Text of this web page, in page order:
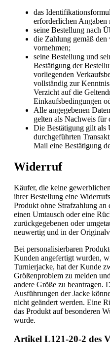
das
erforderlichen Angaben
seine Bestellung nach
die Zahlung gemäß den
vornehmen;
seine Bestellung und
Bestätigung der
vorliegenden
vollständig zur
Verzicht auf die
Einkaufsbedingungen
Alle angegebenen
gelten als Nachweis für
Die Bestätigung gilt als
durchgeführten
Mail eine Bestätigung
Widerruf
Käufer, die keine
ihrer Bestellung eine
Produkt ohne Strafzahlung an
einen Umtausch oder eine
zurückgegebenen oder
neuwertig und in der
Bei personalisierbaren
Kunden angefertigt wurden,
Turnierjacke, hat der Kunde
Größenproblem zu melden
andere Größe zu beantragen.
Ausführungen der Jacke
nicht geändert werden. Eine
das Produkt auf besonderen
wurde.
Artikel L121-20-2 des